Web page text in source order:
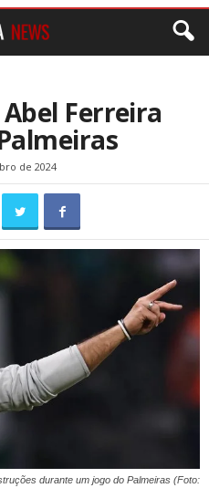
Ferreira
de 2024
durante um jogo do Palmeiras (Foto: